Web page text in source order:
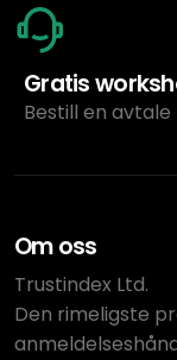
Gratis
Bestill en avtale
Om oss
Trustindex Ltd.
Den rimeligste